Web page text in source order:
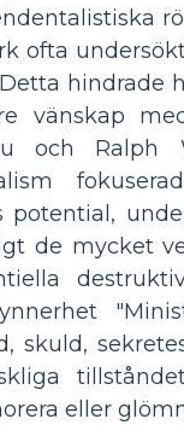
ofta
hindrade
vänskap
och Ralph
potential,
de mycket
skuld,
eller